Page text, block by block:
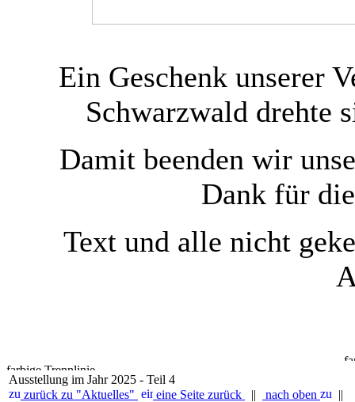
Ein Geschenk unserer
Schwarzwald drehte
Damit beenden wir
Dank für
Text und alle nicht
Ausstellung im Jahr 2025 - Teil 4
zurück zu "Aktuelles"
eine Seite zurück || nach oben ||